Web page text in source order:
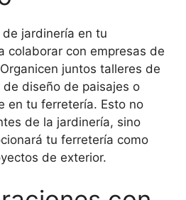
jardinería en tu
colaborar con empresas de
juntos talleres de
diseño de paisajes o
en tu ferretería. Esto no
de la jardinería, sino
tu ferretería como
de exterior.